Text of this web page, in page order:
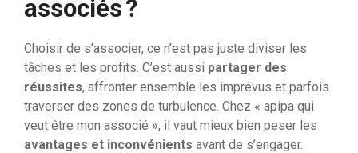
associés ?
Choisir de s’associer, ce n’est pas juste diviser les
tâches et les profits. C’est aussi partager des
réussites, affronter ensemble les imprévus et parfois
traverser des zones de turbulence. Chez « apipa qui
veut être mon associé », il vaut mieux bien peser les
avantages et inconvénients avant de s’engager.